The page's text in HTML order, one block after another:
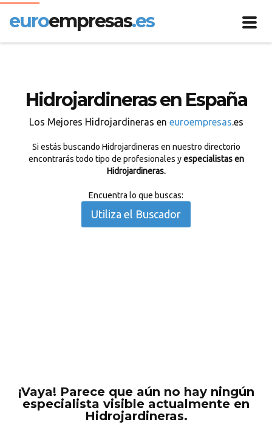
euroempresas.es
Hidrojardineras en España
Los Mejores Hidrojardineras en euroempresas.es
Si estás buscando Hidrojardineras en nuestro directorio
encontrarás todo tipo de profesionales yespecialistas en
Hidrojardineras.
Encuentra lo que buscas:
Utiliza el Buscador
¡Vaya! Parece que aún no hay ningún
especialista visible actualmente en
Hidrojardineras.